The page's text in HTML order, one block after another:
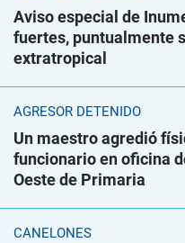
Aviso especial de
fuertes, puntualmente
extratropical
AGRESOR DETENIDO
Un maestro agredió
funcionario en oficina
Oeste de Primaria
CANELONES